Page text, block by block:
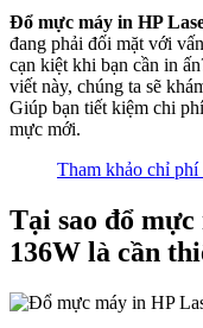
Đổ mực máy in HP
đang phải đối mặt với
cạn kiệt khi bạn cần in
viết này, chúng ta sẽ
Giúp bạn tiết kiệm chi
mực mới.
Tham khảo chỉ
Tại sao đổ
136W là cần